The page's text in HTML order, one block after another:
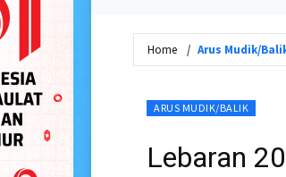
Home Arus Mudik/
ARUS MUDIK/BALIK
Lebaran